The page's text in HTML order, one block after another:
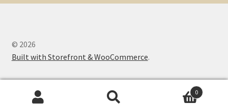
© 2026
Built with Storefront & WooCommerce.
0